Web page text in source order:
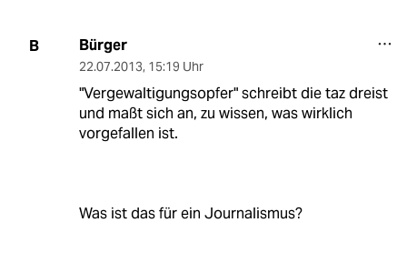
B Bürger
22.07.2013, 15:19 Uhr
"Vergewaltigungsopfer" schreibt die taz dreist
und maßt sich an, zu wissen, was wirklich
vorgefallen ist.
Was ist das für ein Journalismus?